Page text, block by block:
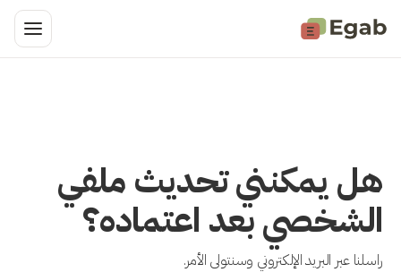
هل يمكنني تحديث ملفي
الشخصي بعد اعتماده؟
راسلنا عبر البريد الإلكتروني وسنتولى الأمر.